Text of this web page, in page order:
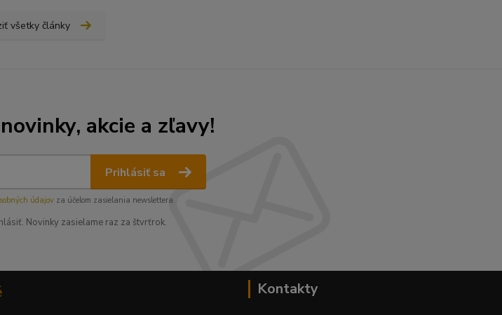
všetky články
akcie a zľavy!
Prihlásiť sa
údajovza účelom zasielania newslettera.
Novinky zasielame raz za štvrťrok.
Kontakty